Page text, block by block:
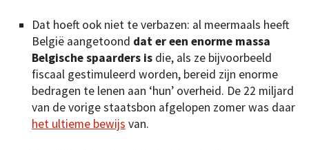
Dat hoeft ook niet te verbazen: al meermaals heeft
België aangetoond dat er een enorme massa
Belgische spaarders is die, als ze bijvoorbeeld
fiscaal gestimuleerd worden, bereid zijn enorme
bedragen te lenen aan ‘hun’ overheid. De 22 miljard
van de vorige staatsbon afgelopen zomer was daar
het ultieme bewijs van.